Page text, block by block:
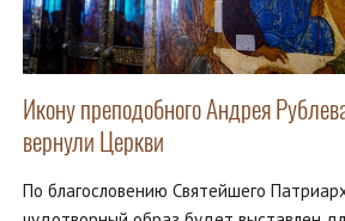
Икону преподобного Андрея
вернули Церкви
По благословению Святейшего